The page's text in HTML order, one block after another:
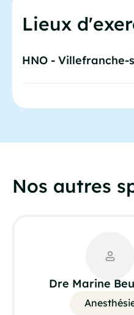
Lieux
HNO - Villefranche-
Nos autres
Dre Marine